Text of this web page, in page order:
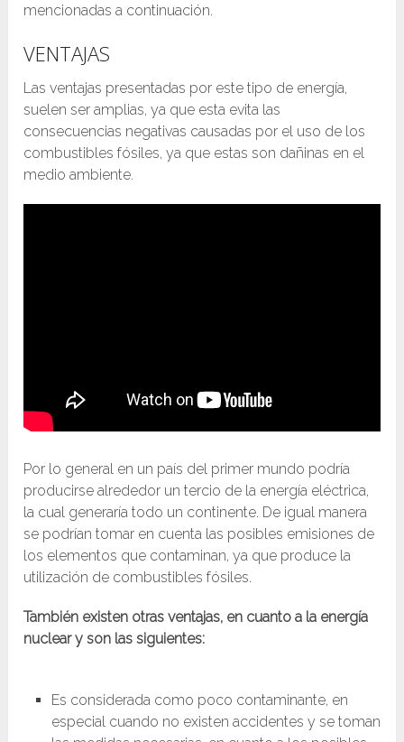
mencionadas a continuación.
VENTAJAS
Las ventajas presentadas por este tipo de energía,
suelen ser amplias, ya que esta evita las
consecuencias negativas causadas por el uso de los
combustibles fósiles, ya que estas son dañinas en el
medio ambiente.
Por lo general en un país del primer mundo podría
producirse alrededor un tercio de la energía eléctrica,
la cual generaría todo un continente. De igual manera
se podrían tomar en cuenta las posibles emisiones de
los elementos que contaminan, ya que produce la
utilización de combustibles fósiles.
También existen otras ventajas, en cuanto a la energía
nuclear y son las siguientes:
Es considerada como poco contaminante, en
especial cuando no existen accidentes y se toman